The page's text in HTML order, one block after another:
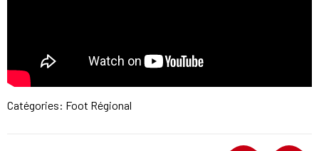
Catégories: Foot Régional